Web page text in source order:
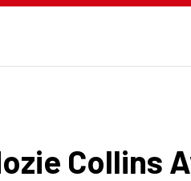
Collins